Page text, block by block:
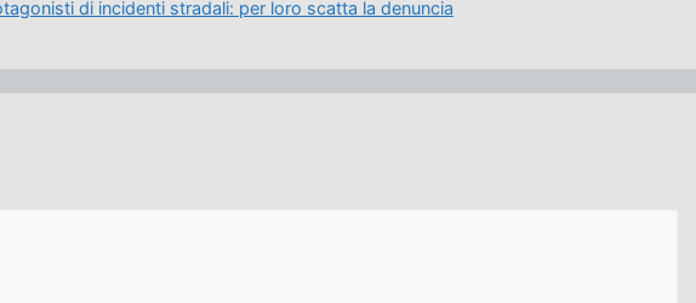
di incidenti stradali: per loro scatta la denuncia